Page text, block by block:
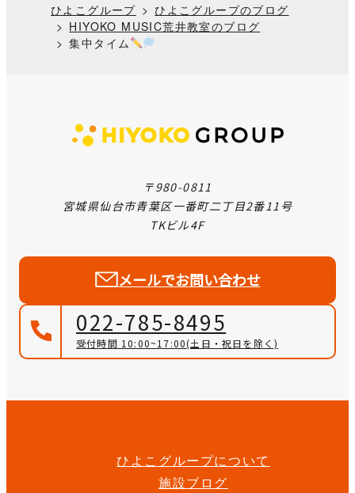
ひよこグループ
ひよこグループのブログ
HIYOKO MUSIC荒井教室のブログ
集中タイム
〒980-0811
宮城県仙台市青葉区一番町二丁目2番11号
TKビル4F
メールでお問い合わせ
022-785-8495
受付時間 10:00~17:00(土日・祝日を除く)
ひよこグループについて
施設ブログ